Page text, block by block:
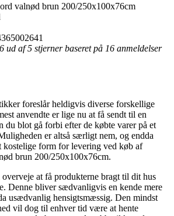
valnød brun 200/250x100x76cm
ud af 5 stjerner baseret på 16 anmeldelser
foreslår heldigvis diverse forskellige
anvendte er lige nu at få sendt til en
du blot gå forbi efter de købte varer på et
er altså særligt nem, og endda
kostelige form for levering ved køb af
brun 200/250x100x76cm.
at få produkterne bragt til dit hus
Denne bliver sædvanligvis en kende mere
usædvanlig hensigtsmæssig. Den mindst
vil dog til enhver tid være at hente